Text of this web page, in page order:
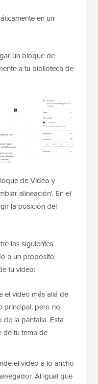
en un
un bloque de
a tu biblioteca de
de Video y
alineación'. En el
la posición del
las siguientes
a un propósito
tu video:
el video más allá de
principal, pero no
la pantalla. Esta
de tu tema de
el video a lo ancho
Al igual que